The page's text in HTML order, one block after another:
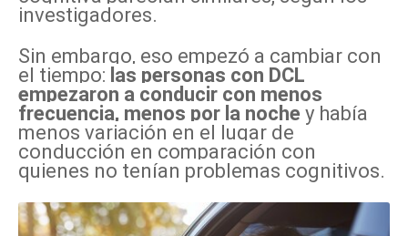
investigadores.
Sin embargo, eso empezó a cambiar con
el tiempo: las personas con DCL
empezaron a conducir con menos
frecuencia, menos por la noche y había
menos variación en el lugar de
conducción en comparación con
quienes no tenían problemas cognitivos.